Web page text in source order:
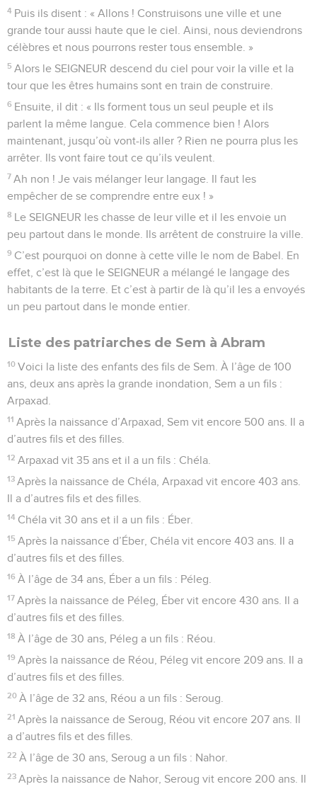
4 Puis ils disent : « Allons ! Construisons une ville et une
grande tour aussi haute que le ciel. Ainsi, nous deviendrons
célèbres et nous pourrons rester tous ensemble. »
5 Alors le SEIGNEUR descend du ciel pour voir la ville et la
tour que les êtres humains sont en train de construire.
6 Ensuite, il dit : « Ils forment tous un seul peuple et ils
parlent la même langue. Cela commence bien ! Alors
maintenant, jusqu’où vont-ils aller ? Rien ne pourra plus les
arrêter. Ils vont faire tout ce qu’ils veulent.
7 Ah non ! Je vais mélanger leur langage. Il faut les
empêcher de se comprendre entre eux ! »
8 Le SEIGNEUR les chasse de leur ville et il les envoie un
peu partout dans le monde. Ils arrêtent de construire la ville.
9 C’est pourquoi on donne à cette ville le nom de Babel. En
effet, c’est là que le SEIGNEUR a mélangé le langage des
habitants de la terre. Et c’est à partir de là qu’il les a envoyés
un peu partout dans le monde entier.
Liste des patriarches de Sem à Abram
10 Voici la liste des enfants des fils de Sem. À l’âge de 100
ans, deux ans après la grande inondation, Sem a un fils :
Arpaxad.
11 Après la naissance d’Arpaxad, Sem vit encore 500 ans. Il a
d’autres fils et des filles.
12 Arpaxad vit 35 ans et il a un fils : Chéla.
13 Après la naissance de Chéla, Arpaxad vit encore 403 ans.
Il a d’autres fils et des filles.
14 Chéla vit 30 ans et il a un fils : Éber.
15 Après la naissance d’Éber, Chéla vit encore 403 ans. Il a
d’autres fils et des filles.
16 À l’âge de 34 ans, Éber a un fils : Péleg.
17 Après la naissance de Péleg, Éber vit encore 430 ans. Il a
d’autres fils et des filles.
18 À l’âge de 30 ans, Péleg a un fils : Réou.
19 Après la naissance de Réou, Péleg vit encore 209 ans. Il a
d’autres fils et des filles.
20 À l’âge de 32 ans, Réou a un fils : Seroug.
21 Après la naissance de Seroug, Réou vit encore 207 ans. Il
a d’autres fils et des filles.
22 À l’âge de 30 ans, Seroug a un fils : Nahor.
23 Après la naissance de Nahor, Seroug vit encore 200 ans. Il